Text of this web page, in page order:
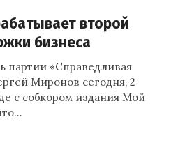
второй
бизнеса
партии «Справедливая
Миронов сегодня, 2
с собкором издания Мой